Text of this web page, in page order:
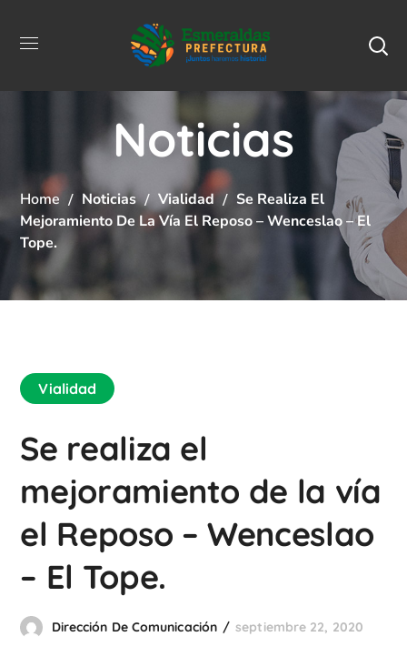
Noticias
Home Noticias Vialidad
Se Realiza El
Mejoramiento De La Vía El Reposo – Wenceslao – El
Tope.
Vialidad
Se realiza el
mejoramiento de la vía
el Reposo – Wenceslao
– El Tope.
Dirección De Comunicación septiembre 22, 2020